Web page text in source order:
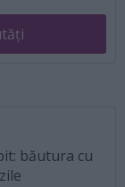
băutura cu